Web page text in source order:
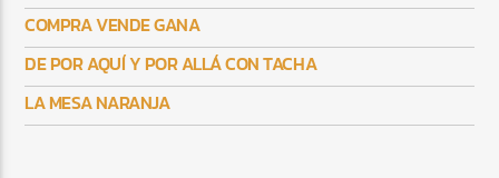
COMPRA VENDE GANA
DE POR AQUÍ Y POR ALLÁ CON TACHA
LA MESA NARANJA